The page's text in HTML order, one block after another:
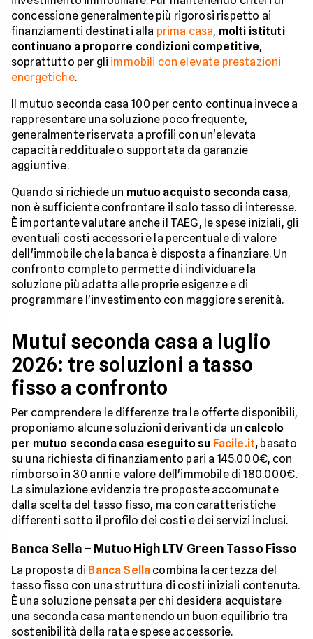
concessione generalmente più rigorosi rispetto ai
finanziamenti destinati alla prima casa, molti istituti
continuano a proporre condizioni competitive,
soprattutto per gli immobili con elevate prestazioni
energetiche.
Il mutuo seconda casa 100 per cento continua invece a
rappresentare una soluzione poco frequente,
generalmente riservata a profili con un'elevata
capacità reddituale o supportata da garanzie
aggiuntive.
Quando si richiede un mutuo acquisto seconda casa,
non è sufficiente confrontare il solo tasso di interesse.
È importante valutare anche il TAEG, le spese iniziali, gli
eventuali costi accessori e la percentuale di valore
dell'immobile che la banca è disposta a finanziare. Un
confronto completo permette di individuare la
soluzione più adatta alle proprie esigenze e di
programmare l'investimento con maggiore serenità.
Mutui seconda casa a luglio
2026: tre soluzioni a tasso
fisso a confronto
Per comprendere le differenze tra le offerte disponibili,
proponiamo alcune soluzioni derivanti da un calcolo
per mutuo seconda casa eseguito su Facile.it, basato
su una richiesta di finanziamento pari a 145.000€, con
rimborso in 30 anni e valore dell'immobile di 180.000€.
La simulazione evidenzia tre proposte accomunate
dalla scelta del tasso fisso, ma con caratteristiche
differenti sotto il profilo dei costi e dei servizi inclusi.
Banca Sella – Mutuo High LTV Green Tasso Fisso
La proposta di Banca Sella combina la certezza del
tasso fisso con una struttura di costi iniziali contenuta.
È una soluzione pensata per chi desidera acquistare
una seconda casa mantenendo un buon equilibrio tra
sostenibilità della rata e spese accessorie.